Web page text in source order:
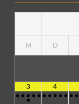
M D
3
• • • • •
•
4
• • • • • • •